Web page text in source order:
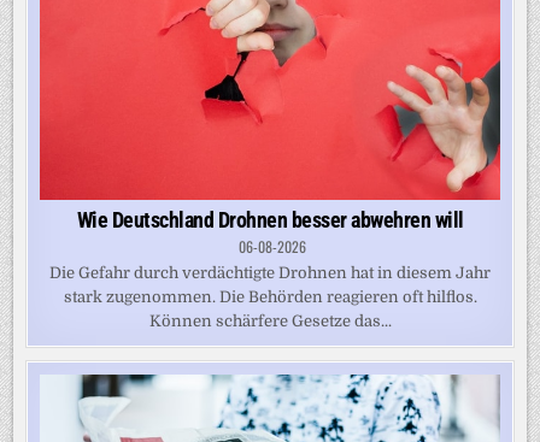
Wie Deutschland Drohnen besser abwehren will
06-08-2026
Die Gefahr durch verdächtigte Drohnen hat in diesem Jahr
stark zugenommen. Die Behörden reagieren oft hilflos.
Können schärfere Gesetze das...